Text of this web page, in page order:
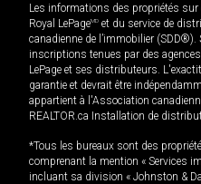
Les informations des propriétés
Royal LePageMD et du service de
canadienne de l’immobilier (SDD®).
inscriptions tenues par des
LePage et ses distributeurs.
garantie et devrait être
appartient à l'Association
REALTOR.ca Installation de
*Tous les bureaux sont des
comprenant la mention « Services
incluant sa division « Johnston &